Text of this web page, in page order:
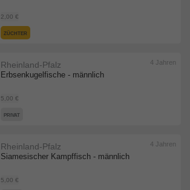
2,00 €
ZÜCHTER
Erbsenkugelfische - männlich
Rheinland-Pfalz
5,00 €
4 Jahren
PRIVAT
Siamesischer Kampffisch - männlich
Rheinland-Pfalz
5,00 €
4 Jahren